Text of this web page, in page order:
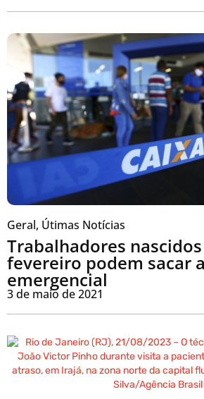
Geral, Útimas Notícias
Trabalhadores
fevereiro podem sacar
emergencial
3 de maio de 2021